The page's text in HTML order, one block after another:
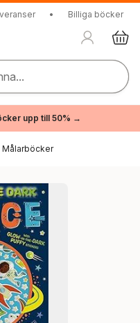
• Billiga böcker
upp till 50% →
Målarböcker